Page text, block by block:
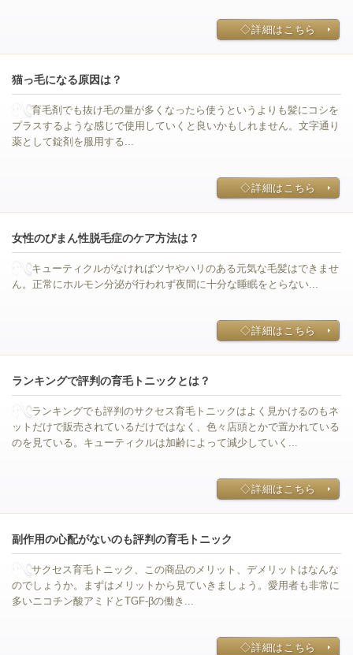
◇詳細はこちら
猫っ毛になる原因は？
育毛剤でも抜け毛の量が多くなったら使うというよりも髪にコシを
プラスするような感じで使用していくと良いかもしれません。文字通り
薬として錠剤を服用する...
◇詳細はこちら
女性のびまん性脱毛症のケア方法は？
キューティクルがなければツヤやハリのある元気な毛髪はできませ
ん。正常にホルモン分泌が行われず夜間に十分な睡眠をとらない...
◇詳細はこちら
ランキングで評判の育毛トニックとは？
ランキングでも評判のサクセス育毛トニックはよく見かけるのもネ
ットだけで販売されているだけではなく、色々店頭とかで置かれている
のを見ている。キューティクルは加齢によって減少していく...
◇詳細はこちら
副作用の心配がないのも評判の育毛トニック
サクセス育毛トニック、この商品のメリット、デメリットはなんな
のでしょうか。まずはメリットから見ていきましょう。愛用者も非常に
多いニコチン酸アミドとTGF-βの働き...
◇詳細はこちら